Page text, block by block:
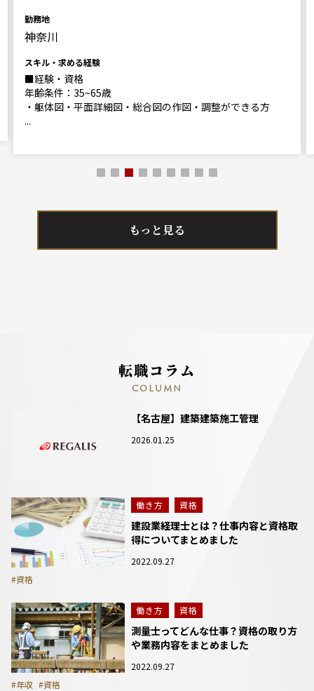
勤務地
神奈川
スキル・求める経験
■経験・資格
年齢条件：35~65歳
・躯体図・平面詳細図・総合図の作図・調整ができる方
...
もっと見る
転職コラム
COLUMN
【名古屋】建築建築施工管理
2026.01.25
働き方 資格
建設業経理士とは？仕事内容と資格取
得についてまとめました
2022.09.27
#資格
働き方 資格
測量士ってどんな仕事？資格の取り方
や業務内容をまとめました
2022.09.27
#年収 #資格